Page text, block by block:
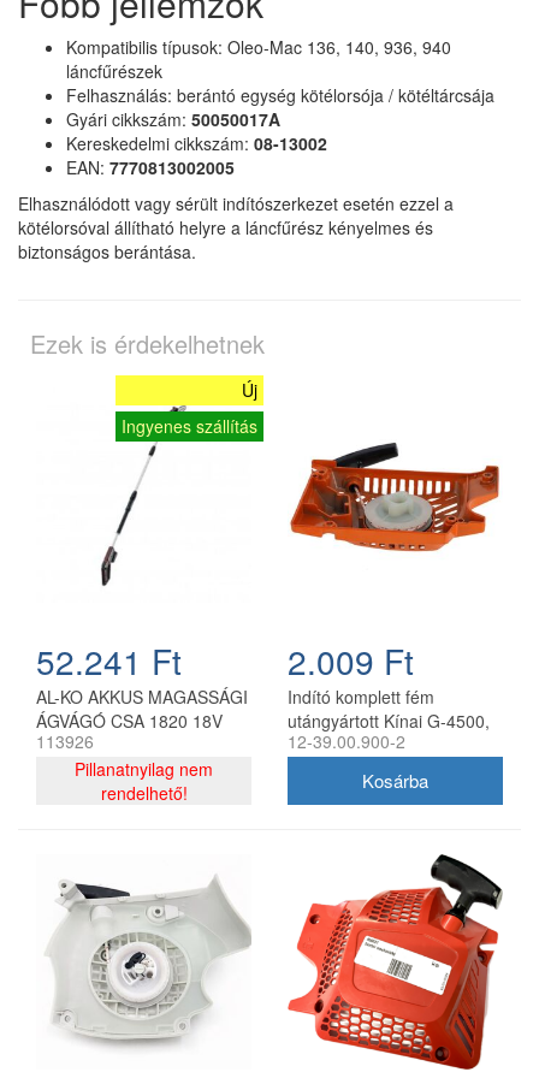
Kompatibilis típusok: Oleo-Mac 136, 140, 936, 940
láncfűrészek
Felhasználás: berántó egység kötélorsója / kötéltárcsája
Gyári cikkszám: 50050017A
Kereskedelmi cikkszám: 08-13002
EAN: 7770813002005
Elhasználódott vagy sérült indítószerkezet esetén ezzel a
kötélorsóval állítható helyre a láncfűrész kényelmes és
biztonságos berántása.
Ezek is érdekelhetnek
Új
Ingyenes szállítás
52.241 Ft
AL-KO AKKUS MAGASSÁGI
ÁGVÁGÓ CSA 1820 18V
113926
Pillanatnyilag nem
rendelhető!
2.009 Ft
Indító komplett fém
utángyártott Kínai G-4500,
G-5200 láncfűrészhez
12-39.00.900-2